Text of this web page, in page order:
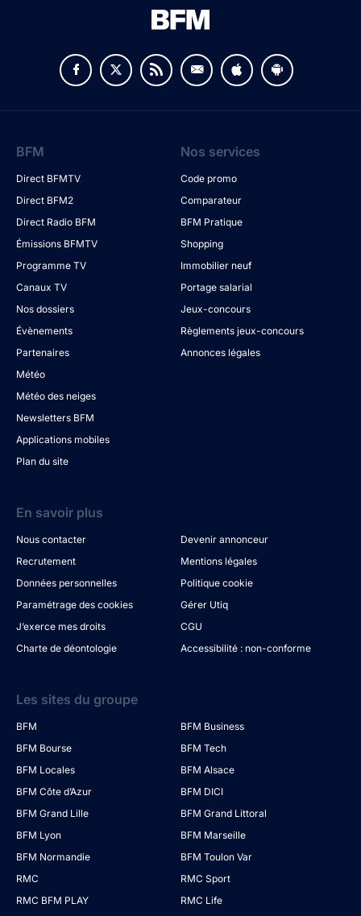
BFM
Direct BFMTV
Direct BFM2
Direct Radio BFM
Émissions BFMTV
Programme TV
Canaux TV
Nos dossiers
Évènements
Partenaires
Météo
Météo des neiges
Newsletters BFM
Applications mobiles
Plan du site
Nos services
Code promo
Comparateur
BFM Pratique
Shopping
Immobilier neuf
Portage salarial
Jeux-concours
Règlements jeux-concours
Annonces légales
En savoir plus
Nous contacter
Devenir annonceur
Recrutement
Mentions légales
Données personnelles
Politique cookie
Paramétrage des cookies
Gérer Utiq
J’exerce mes droits
CGU
Charte de déontologie
Accessibilité : non-conforme
Les sites du groupe
BFM
BFM Business
BFM Bourse
BFM Tech
BFM Locales
BFM Alsace
BFM Côte d’Azur
BFM DICI
BFM Grand Lille
BFM Grand Littoral
BFM Lyon
BFM Marseille
BFM Normandie
BFM Toulon Var
RMC
RMC Sport
RMC BFM PLAY
RMC Life